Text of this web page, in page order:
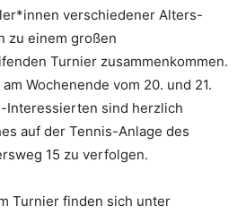
verschiedener Alters-
zu einem großen
Turnier zusammenkommen.
Wochenende vom 20. und 21.
Interessierten sind herzlich
auf der Tennis-Anlage des
15 zu verfolgen.
Turnier finden sich unter